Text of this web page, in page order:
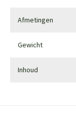
Afmetingen
Gewicht
Inhoud